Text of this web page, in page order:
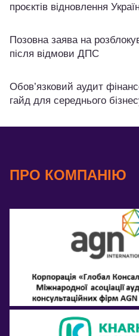
проєктів відновлення
Позовна заява на
після відмови ДПС
Обов’язковий аудит
гайд для середнього
ПРО КОМПАНІЮ